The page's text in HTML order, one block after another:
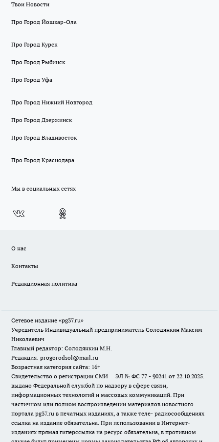
Твои Новости
Про Город Йошкар-Ола
Про Город Курск
Про Город Рыбинск
Про Город Уфа
Про Город Нижний Новгород
Про Город Дзержинск
Про Город Владивосток
Про Город Краснодара
Мы в социальных сетях
О нас
Контакты
Редакционная политика
Сетевое издание «pg37.ru»
Учредитель Индивидуальный предприниматель Солодянкин Максим
Николаевич
Главный редактор: Солодянкин М.Н.
Редакция: progorodsol@mail.ru
Возрастная категория сайта: 16+
Свидетельство о регистрации СМИ ЭЛ № ФС 77 - 90241 от 22.10.2025.
выдано Федеральной службой по надзору в сфере связи,
информационных технологий и массовых коммуникаций. При
частичном или полном воспроизведении материалов новостного
портала pg37.ru в печатных изданиях, а также теле- радиосообщениях
ссылка на издание обязательна. При использовании в Интернет-
изданиях прямая гиперссылка на ресурс обязательна, в противном